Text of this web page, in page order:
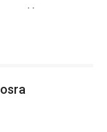
szilikonlapát
formákban